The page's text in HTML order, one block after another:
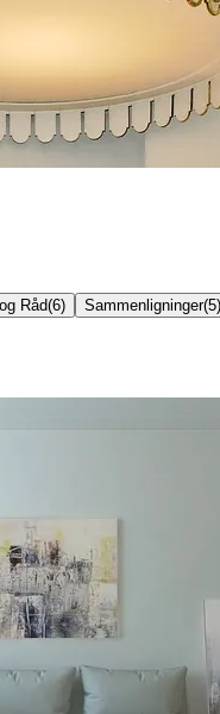
Råd(6) Sammenligninger(5)